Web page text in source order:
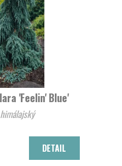
'Feelin' Blue'
DETAIL